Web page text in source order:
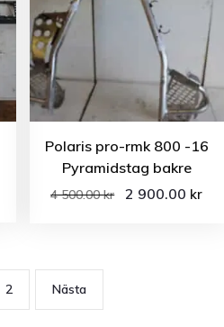
Polaris pro-rmk 800 -16
Pyramidstag bakre
4 500.00kr 2 900.00 kr
2 Nästa